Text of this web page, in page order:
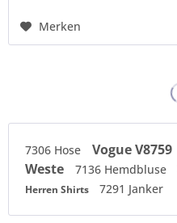
Merken
7306 Hose Vogue V8759
Weste
7136 Hemdbluse
Herren Shirts
7291 Janker